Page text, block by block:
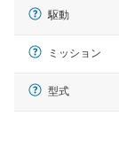
駆動
ミッション
型式